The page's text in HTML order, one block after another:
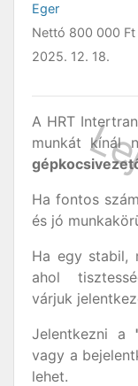
Eger
Nettó 800 000 Ft
2025. 12. 18.
A HRT
munkát kínál
Ha fontos
és jó
Ha egy stabil,
ahol
várjuk
Jelentkezni a
vagy a
lehet.